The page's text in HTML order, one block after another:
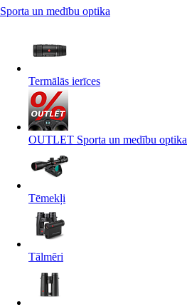
Sporta un medību optika
Termālās ierīces
OUTLET Sporta un medību optika
Tēmekļi
Tālmēri